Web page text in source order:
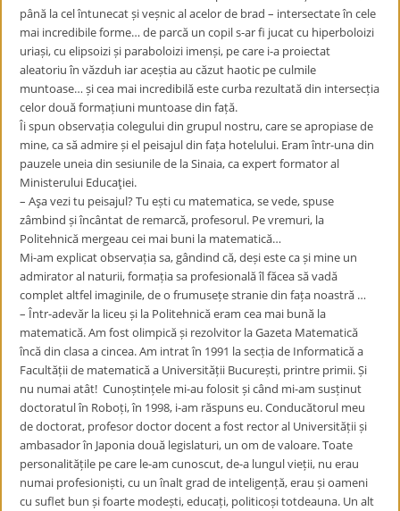
până la cel întunecat și veșnic al acelor de brad – intersectate în cele
mai incredibile forme… de parcă un copil s-ar fi jucat cu hiperboloizi
uriași, cu elipsoizi și paraboloizi imenși, pe care i-a proiectat
aleatoriu în văzduh iar aceștia au căzut haotic pe culmile
muntoase… și cea mai incredibilă este curba rezultată din intersecția
celor două formațiuni muntoase din față.
Îi spun observația colegului din grupul nostru, care se apropiase de
mine, ca să admire și el peisajul din fața hotelului. Eram într-una din
pauzele uneia din sesiunile de la Sinaia, ca expert formator al
Ministerului Educaţiei.
– Aşa vezi tu peisajul? Tu ești cu matematica, se vede, spuse
zâmbind și încântat de remarcă, profesorul. Pe vremuri, la
Politehnică mergeau cei mai buni la matematică…
Mi-am explicat observația sa, gândind că, deși este ca și mine un
admirator al naturii, formația sa profesională îl făcea să vadă
complet altfel imaginile, de o frumusețe stranie din fața noastră …
– Într-adevăr la liceu și la Politehnică eram cea mai bună la
matematică. Am fost olimpică și rezolvitor la Gazeta Matematică
încă din clasa a cincea. Am intrat în 1991 la secția de Informatică a
Facultății de matematică a Universității București, printre primii. Și
nu numai atât! Cunoștințele mi-au folosit și când mi-am susținut
doctoratul în Roboți, în 1998, i-am răspuns eu. Conducătorul meu
de doctorat, profesor doctor docent a fost rector al Universității și
ambasador în Japonia două legislaturi, un om de valoare. Toate
personalitățile pe care le-am cunoscut, de-a lungul vieții, nu erau
numai profesioniști, cu un înalt grad de inteligență, erau și oameni
cu suflet bun și foarte modești, educați, politicoși totdeauna. Un alt